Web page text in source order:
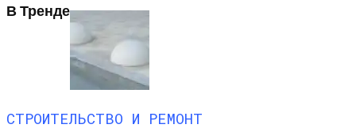
В Тренде
СТРОИТЕЛЬСТВО И РЕМОНТ